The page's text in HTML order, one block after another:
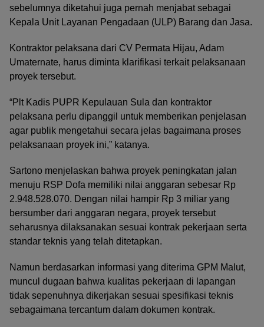
sebelumnya diketahui juga pernah menjabat sebagai
Kepala Unit Layanan Pengadaan (ULP) Barang dan Jasa.
Kontraktor pelaksana dari CV Permata Hijau, Adam
Umaternate, harus diminta klarifikasi terkait pelaksanaan
proyek tersebut.
“Plt Kadis PUPR Kepulauan Sula dan kontraktor
pelaksana perlu dipanggil untuk memberikan penjelasan
agar publik mengetahui secara jelas bagaimana proses
pelaksanaan proyek ini,” katanya.
Sartono menjelaskan bahwa proyek peningkatan jalan
menuju RSP Dofa memiliki nilai anggaran sebesar Rp
2.948.528.070. Dengan nilai hampir Rp 3 miliar yang
bersumber dari anggaran negara, proyek tersebut
seharusnya dilaksanakan sesuai kontrak pekerjaan serta
standar teknis yang telah ditetapkan.
Namun berdasarkan informasi yang diterima GPM Malut,
muncul dugaan bahwa kualitas pekerjaan di lapangan
tidak sepenuhnya dikerjakan sesuai spesifikasi teknis
sebagaimana tercantum dalam dokumen kontrak.